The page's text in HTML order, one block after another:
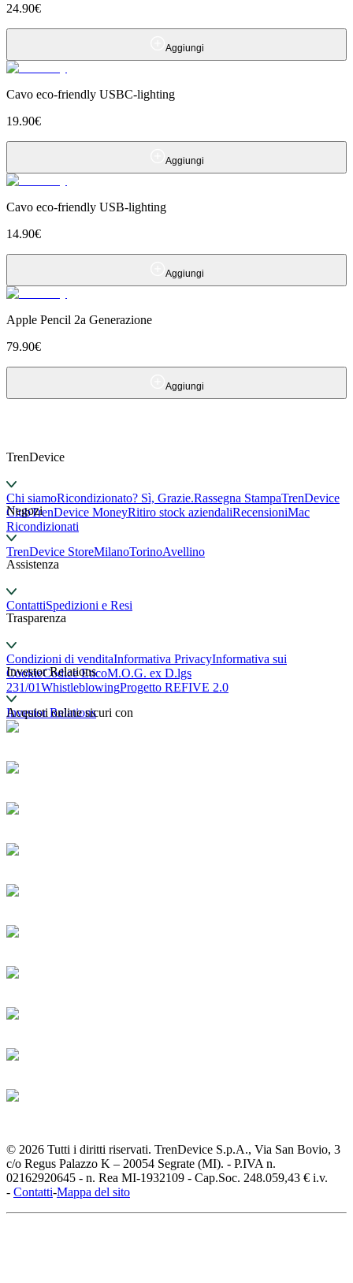
24.90€
Aggiungi
Cavo eco-friendly USBC-lighting
19.90€
Aggiungi
Cavo eco-friendly USB-lighting
14.90€
Aggiungi
Apple Pencil 2a Generazione
79.90€
Aggiungi
TrenDevice
Chi siamoRicondizionato? Sì, Grazie.Rassegna StampaTrenDevice
ClubTrenDevice MoneyRitiro stock aziendaliRecensioniMac
Ricondizionati
Negozi
TrenDevice StoreMilanoTorinoAvellino
Assistenza
ContattiSpedizioni e Resi
Trasparenza
Condizioni di venditaInformativa PrivacyInformativa sui
CookieCodice EticoM.O.G. ex D.lgs
231/01WhistleblowingProgetto REFIVE 2.0
Investor Relations
Investor Relations
Acquisti online sicuri con
© 2026 Tutti i diritti riservati. TrenDevice S.p.A., Via San Bovio, 3
c/o Regus Palazzo K – 20054 Segrate (MI). - P.IVA n.
02162920645 - n. Rea MI-1932109 - Cap.Soc. 248.059,43 € i.v.
- Contatti-Mappa del sito